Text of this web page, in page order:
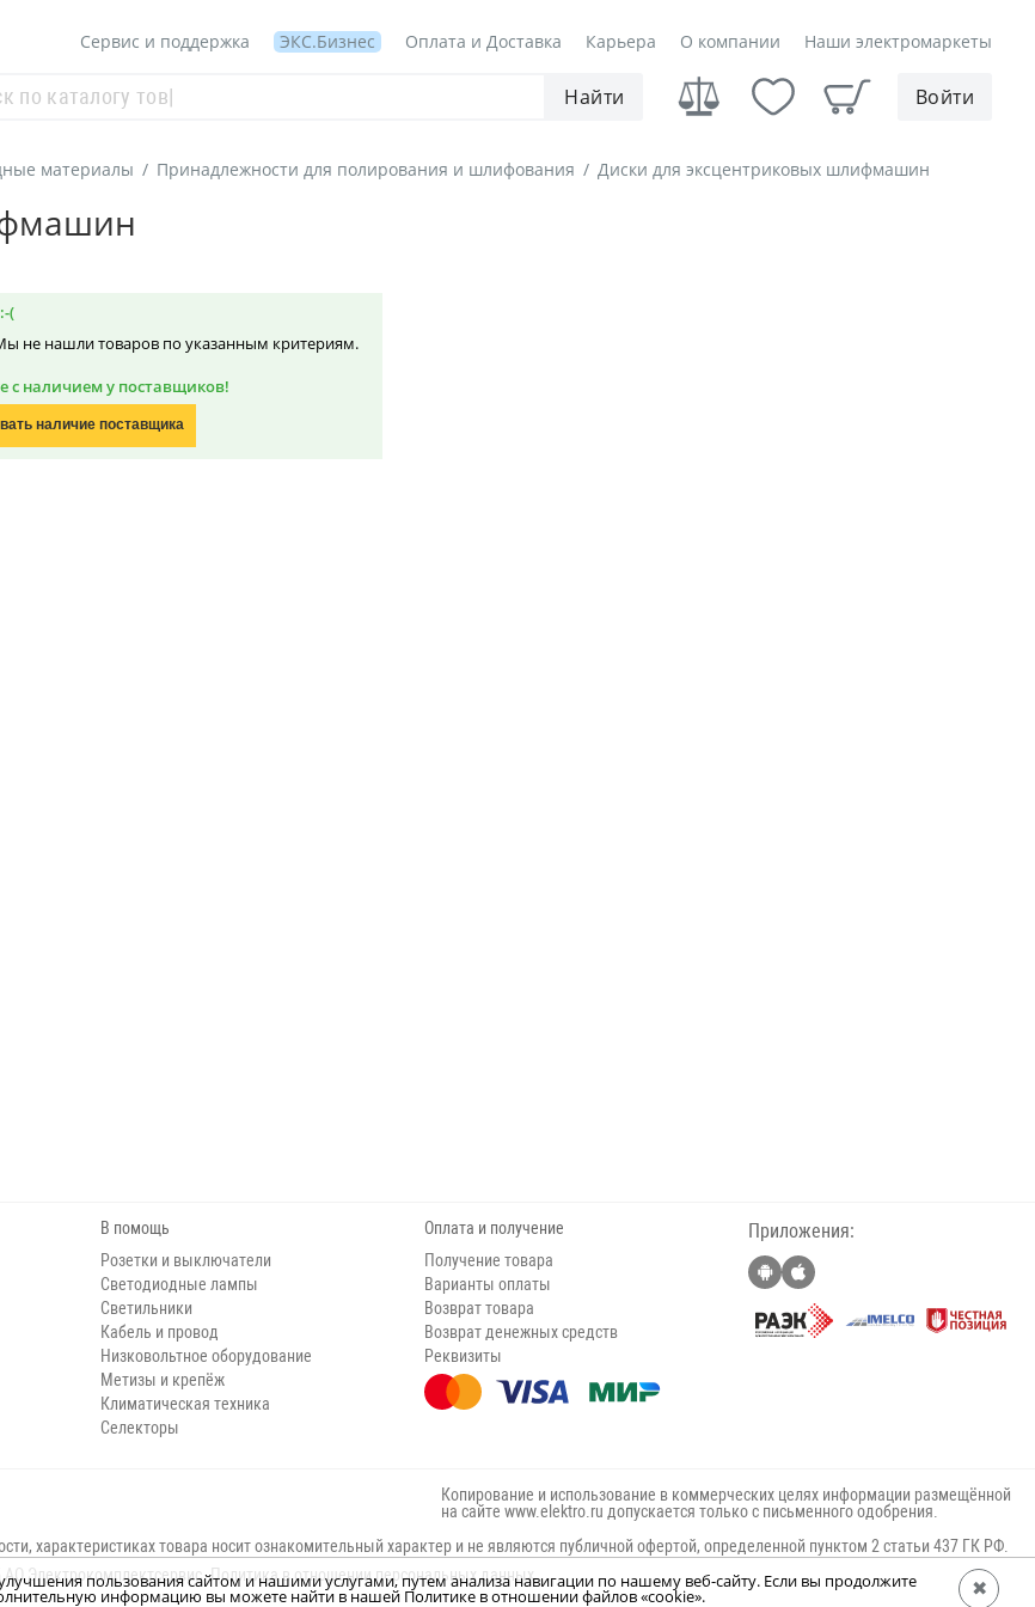
Сервис и поддержка ЭКС.Бизнес Оплата и Доставка Карьера О компании Наши электромаркеты
Найти Войти
материалы / Принадлежности для полирования и шлифования / Диски для эксцентриковых шлифмашин
(
не нашли товаров по указанным критериям.
с наличием у поставщиков!
наличие поставщика
пользования сайтом и нашими услугами, путем анализа навигации по нашему веб-сайту. Если вы продолжите
информацию вы можете найти в нашей Политике в отношении файлов «cookie». ✖
В помощь
Розетки и выключатели
Светодиодные лампы
Светильники
Кабель и провод
Низковольтное оборудование
Метизы и крепёж
Климатическая техника
Селекторы
Оплата и получение
Получение товара
Варианты оплаты
Возврат товара
Возврат денежных средств
Реквизиты
Приложения:
Копирование и использование в коммерческих целях информации размещённой
на сайте www.elektro.ru допускается только с письменного одобрения.
характеристиках товара носит ознакомительный характер и не являются публичной офертой, определенной пунктом 2 статьи 437 ГК РФ.
АО Электрокомплектсервис.Политика в отношении персональных данных